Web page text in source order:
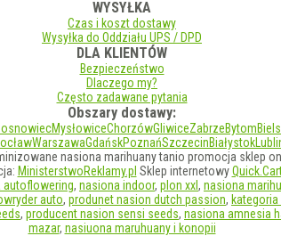
WYSYŁKA
Czas i koszt dostawy
Wysyłka do Oddziału UPS / DPD
DLA KLIENTÓW
Bezpieczeństwo
Dlaczego my?
Często zadawane pytania
Obszary dostawy:
MysłowiceChorzówGliwiceZabrzeBytom
WarszawaGdańskPoznańSzczecinBiałystok
nasiona marihuany tanio promocja sklep
MinisterstwoReklamy.pl Sklep internetowy
autoflowering, nasiona indoor, plon xxl, nasiona
auto, produnet nasion dutch passion,
, producent nasion sensi seeds, nasiona amnesia
mazar, nasiuona maruhuany i konopii